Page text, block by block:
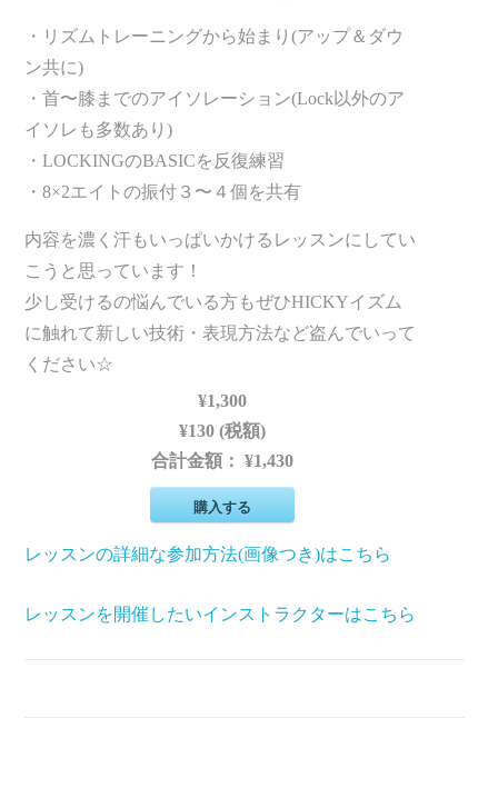
・リズムトレーニングから始まり(アップ＆ダウ
ン共に)
・首〜膝までのアイソレーション(Lock以外のア
イソレも多数あり)
・LOCKINGのBASICを反復練習
・8×2エイトの振付３〜４個を共有
内容を濃く汗もいっぱいかけるレッスンにしてい
こうと思っています！
少し受けるの悩んでいる方もぜひHICKYイズム
に触れて新しい技術・表現方法など盗んでいって
ください☆
¥1,300
¥130 (税額)
合計金額：¥1,430
購入する
レッスンの詳細な参加方法(画像つき)はこちら
レッスンを開催したいインストラクターはこちら